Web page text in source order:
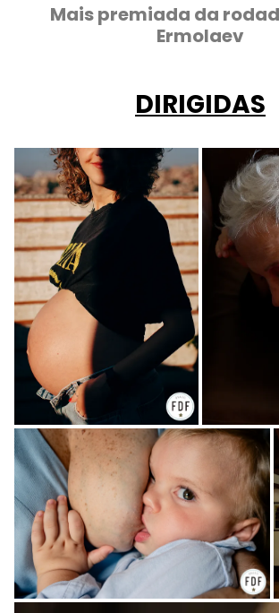
Mais premiada da
Ermolaev
DIRIGIDAS